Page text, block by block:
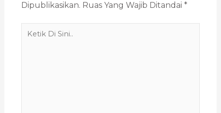
Dipublikasikan. Ruas Yang Wajib Ditandai *
Ketik